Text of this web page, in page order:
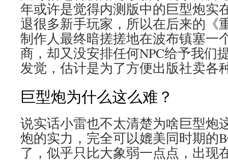
年或许是觉得内测版中的巨型炮实
退很多新手玩家，所以在后来的《
制作人最终暗搓搓地在波布镇塞一
商，却又没安排任何NPC给予我们
发觉，估计是为了方便出版社卖各
巨型炮为什么这么难？
说实话小雷也不太清楚为啥巨型炮
炮的实力，完全可以媲美同时期的
了，似乎只比大象弱一点点，出现